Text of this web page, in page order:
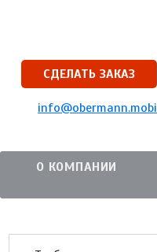
СДЕЛАТЬ ЗАКАЗ
info@obermann.mobi
О КОМПАНИИ